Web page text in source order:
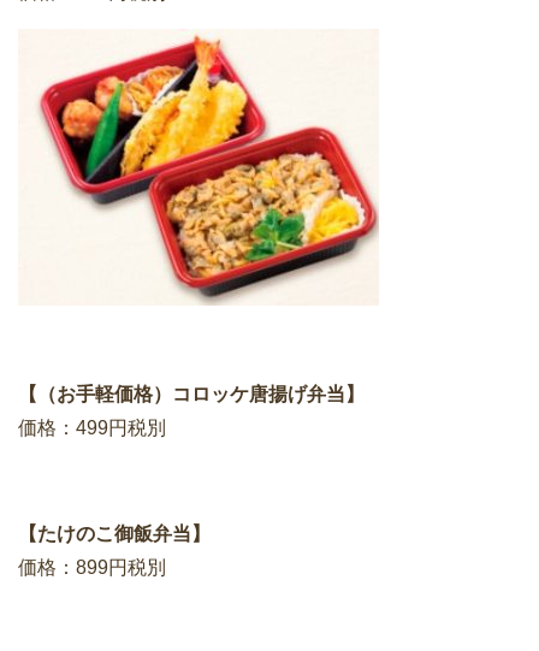
【（お手軽価格）コロッケ唐揚げ弁当】
価格：499円税別
【たけのこ御飯弁当】
価格：899円税別